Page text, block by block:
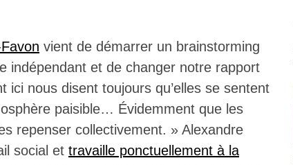
vient de démarrer un brainstorming
indépendant et de changer notre rapport
nous disent toujours qu’elles se sentent
paisible… Évidemment que les
repenser collectivement. » Alexandre
social et travaille ponctuellement à la